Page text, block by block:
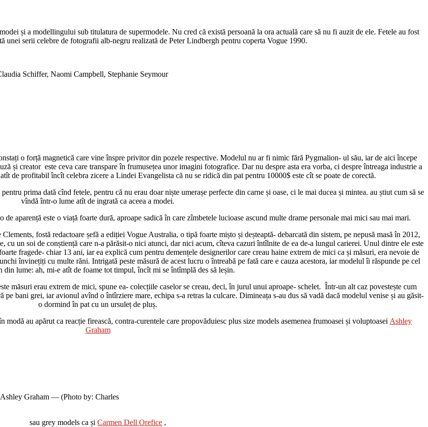
și a modellingului sub titulatura de supermodele. Nu cred că există persoană la ora actuală care să nu fi auzit de ele. Fetele au fost
unei serii celebre de fotografii alb-negru realizată de Peter Lindbergh pentru coperta Vogue 1990.
Schiffer, Naomi Campbell, Stephanie Seymour
o forță magnetică care vine înspre privitor din pozele respective. Modelul nu ar fi nimic fără Pygmalion- ul său, iar de aici începe
și creator este ceva care transpare în frumusețea unor imagini fotografice. Dar nu despre asta era vorba, ci despre întreaga industrie a
de profitabil încît celebra zicere a Lindei Evangelista că nu se ridică din pat pentru 10000$ este cît se poate de corectă.
prima dată cînd fetele, pentru că nu erau doar niște umerașe perfecte din carne și oase, ci le mai ducea și mintea. au știut cum să se
vîndă într-o lume atît de ingrată ca aceea a modei.
de aparență este o viață foarte dură, aproape sadică în care zîmbetele lucioase ascund multe drame personale mai mici sau mai mari.
fostă redactoare șefă a ediției Vogue Australia, o tipă foarte mișto și deșteaptă- debarcată din sistem, pe nepusă masă în 2012,
cu un soi de conștiență care n-a părăsit-o nici atunci, dar nici acum, cîteva cazuri întîlnite de ea de-a lungul carierei. Unul dintre ele este
fragede- chiar 13 ani, iar ea explică cum pentru demențele designerilor care creau haine extrem de mici ca și măsuri, era nevoie de
învinețiți cu multe răni. Intrigată peste măsură de acest lucru o întreabă pe fată care e cauza acestora, iar modelul îi răspunde pe cel
din lume: ah, mi-e atît de foame tot timpul, încît mi se întîmplă des să leșin.
măsuri erau extrem de mici, spune ea- colecțiile caselor se creau, deci, în jurul unui aproape- schelet. Într-un alt caz povestește cum
bani grei, iar avionul avînd o întîrziere mare, echipa s-a retras la culcare. Dimineața s-au dus să vadă dacă modelul venise și au găsit-
o dormind în pat cu un ursuleț de pluș.
au apărut ca reacție firească, contra-curentele care propovăduiesc plus size models asemenea frumoasei și voluptoasei Ashley
Graham
Graham — (Photo by: Charles
sau grey models ca și Carmen Dell Orefice ,